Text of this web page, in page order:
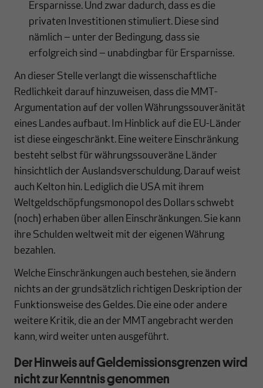
Ersparnisse. Und zwar dadurch, dass es die
privaten Investitionen stimuliert. Diese sind
nämlich ‒ unter der Bedingung, dass sie
erfolgreich sind ‒ unabdingbar für Ersparnisse.
An dieser Stelle verlangt die wissenschaftliche
Redlichkeit darauf hinzuweisen, dass die MMT-
Argumentation auf der vollen Währungssouveränität
eines Landes aufbaut. Im Hinblick auf die EU-Länder
ist diese eingeschränkt. Eine weitere Einschränkung
besteht selbst für währungssouveräne Länder
hinsichtlich der Auslandsverschuldung. Darauf weist
auch Kelton hin. Lediglich die USA mit ihrem
Weltgeldschöpfungsmonopol des Dollars schwebt
(noch) erhaben über allen Einschränkungen. Sie kann
ihre Schulden weltweit mit der eigenen Währung
bezahlen.
Welche Einschränkungen auch bestehen, sie ändern
nichts an der grundsätzlich richtigen Deskription der
Funktionsweise des Geldes. Die eine oder andere
weitere Kritik, die an der MMT angebracht werden
kann, wird weiter unten ausgeführt.
Der Hinweis auf Geldemissionsgrenzen wird
nicht zur Kenntnis genommen